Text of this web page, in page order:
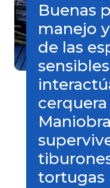
Buenas
manejo
de las
tortugas